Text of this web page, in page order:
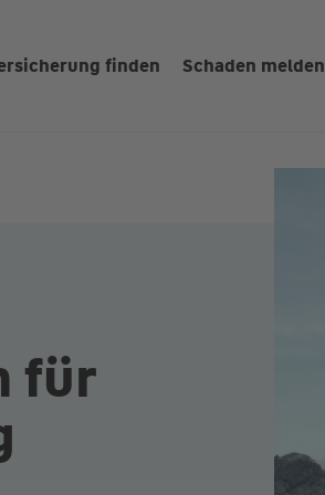
finden Schaden melden
für